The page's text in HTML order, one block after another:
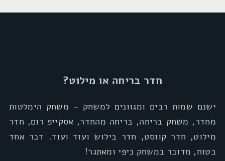
חדר בריחה או מילוט?
ישנם שמות רבים ומגוונים למשחק - משחק הימלטות
מחדר, משחק בריחה, בריחה מהחדר, אסקייפ רום, חדר
מילוט, חדר קווסט, חדר בילוש ועוד ועוד. דבר אחד
בטוח, מדובר במשחק כיפי ומאתגר!